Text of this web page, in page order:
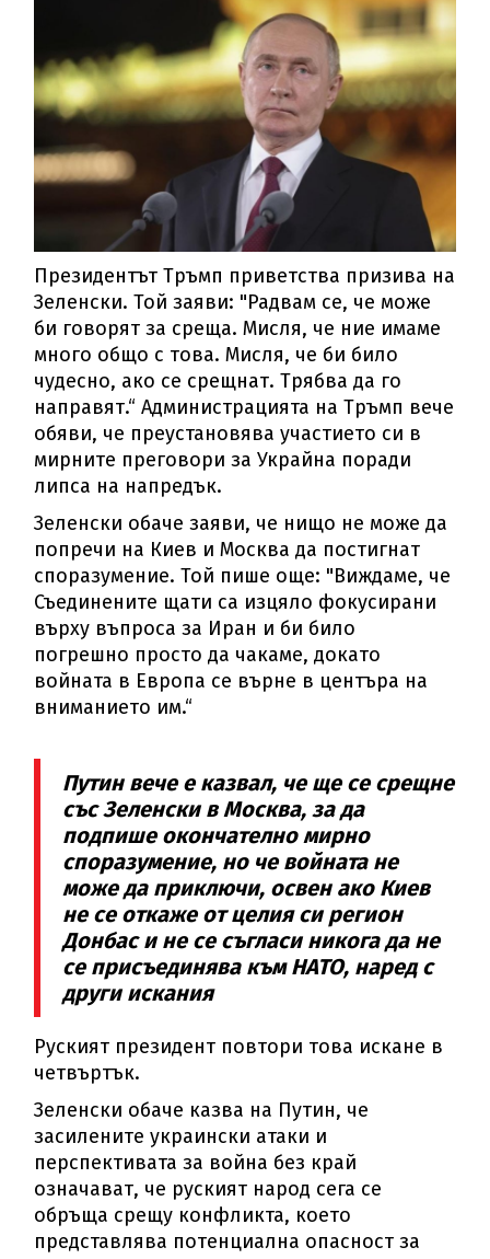
Президентът Тръмп приветства призива на
Зеленски. Той заяви: "Радвам се, че може
би говорят за среща. Мисля, че ние имаме
много общо с това. Мисля, че би било
чудесно, ако се срещнат. Трябва да го
направят.“ Администрацията на Тръмп вече
обяви, че преустановява участието си в
мирните преговори за Украйна поради
липса на напредък.
Зеленски обаче заяви, че нищо не може да
попречи на Киев и Москва да постигнат
споразумение. Той пише още: "Виждаме, че
Съединените щати са изцяло фокусирани
върху въпроса за Иран и би било
погрешно просто да чакаме, докато
войната в Европа се върне в центъра на
вниманието им.“
Путин вече е казвал, че ще се срещне
със Зеленски в Москва, за да
подпише окончателно мирно
споразумение, но че войната не
може да приключи, освен ако Киев
не се откаже от целия си регион
Донбас и не се съгласи никога да не
се присъединява към НАТО, наред с
други искания
Руският президент повтори това искане в
четвъртък.
Зеленски обаче казва на Путин, че
засилените украински атаки и
перспективата за война без край
означават, че руският народ сега се
обръща срещу конфликта, което
представлява потенциална опасност за